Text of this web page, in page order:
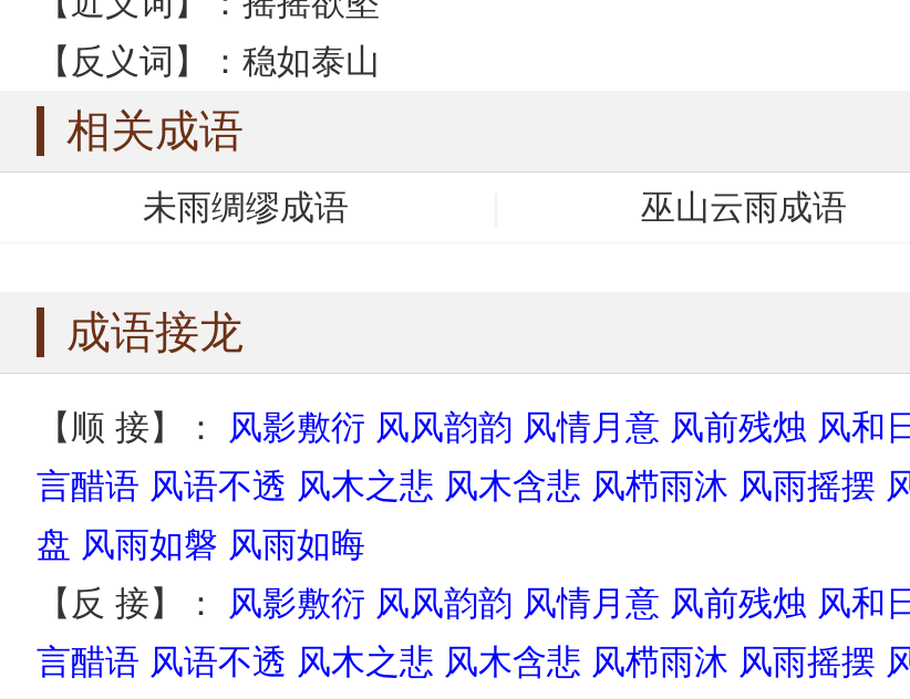
【反义词】：稳如泰山
相关成语
未雨绸缪成语 巫山云雨成语
成语接龙
【顺 接】： 风影敷衍 风风韵韵 风情月意 风前残烛 风和
言醋语 风语不透 风木之悲 风木含悲 风栉雨沐 风雨摇摆
盘 风雨如磐 风雨如晦
【反 接】：
风影敷衍 风风韵韵 风情月意 风前残烛 风和
言醋语 风语不透 风木之悲 风木含悲 风栉雨沐 风雨摇摆